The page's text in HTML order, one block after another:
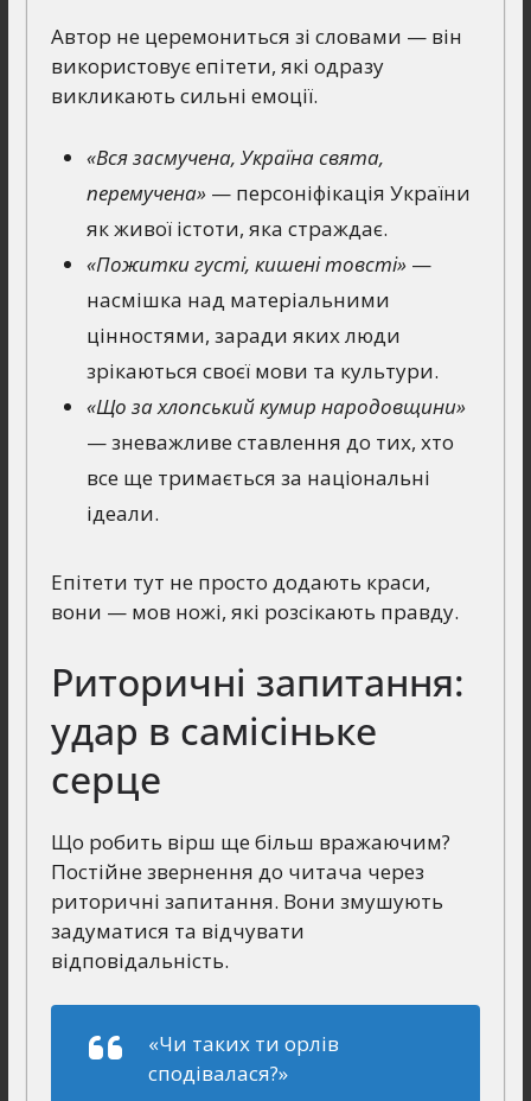
Автор не церемониться зі словами — він
використовує епітети, які одразу
викликають сильні емоції.
«Вся засмучена, Україна свята,
перемучена»— персоніфікація України
як живої істоти, яка страждає.
«Пожитки густі, кишені товсті»—
насмішка над матеріальними
цінностями, заради яких люди
зрікаються своєї мови та культури.
«Що за хлопський кумир народовщини»
— зневажливе ставлення до тих, хто
все ще тримається за національні
ідеали.
Епітети тут не просто додають краси,
вони — мов ножі, які розсікають правду.
Риторичні запитання:
удар в самісіньке
серце
Що робить вірш ще більш вражаючим?
Постійне звернення до читача через
риторичні запитання. Вони змушують
задуматися та відчувати
відповідальність.
«Чи таких ти орлів
сподівалася?»